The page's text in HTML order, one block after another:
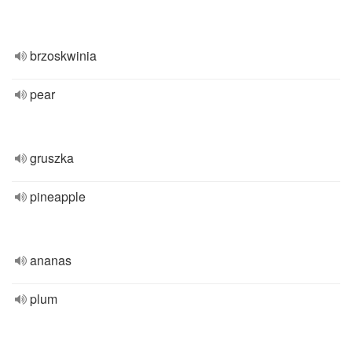
brzoskwinia
pear
gruszka
pineapple
ananas
plum